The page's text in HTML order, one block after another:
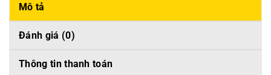
Mô tả
Đánh giá (0)
Thông tin thanh toán